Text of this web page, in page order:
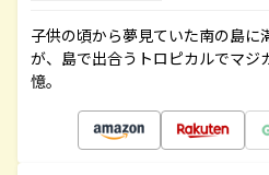
子供の頃から夢見ていた南の島に
が、島で出合うトロピカルでマジ
憶。